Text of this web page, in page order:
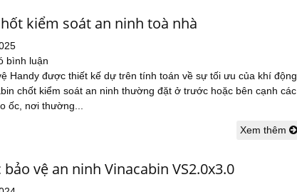
kiểm soát an ninh toà nhà
bình luận
Handy được thiết kế dự trên tính toán về sự tối ưu của khí động
chốt kiểm soát an ninh thường đặt ở trước hoặc bên cạnh các
ốc, nơi thường...
Xem thêm
bảo vệ an ninh Vinacabin VS2.0x3.0